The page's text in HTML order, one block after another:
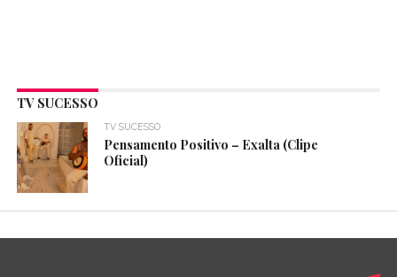
TV SUCESSO
TV SUCESSO
Pensamento Positivo – Exalta (Clipe
Oficial)